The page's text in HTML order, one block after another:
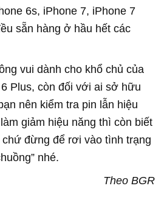
6s, iPhone 7, iPhone 7
sẵn hàng ở hầu hết các
vui dành cho khổ chủ của
Plus, còn đối với ai sở hữu
nên kiểm tra pin lẫn hiệu
giảm hiệu năng thì còn biết
đừng để rơi vào tình trạng
nhé.
Theo BGR